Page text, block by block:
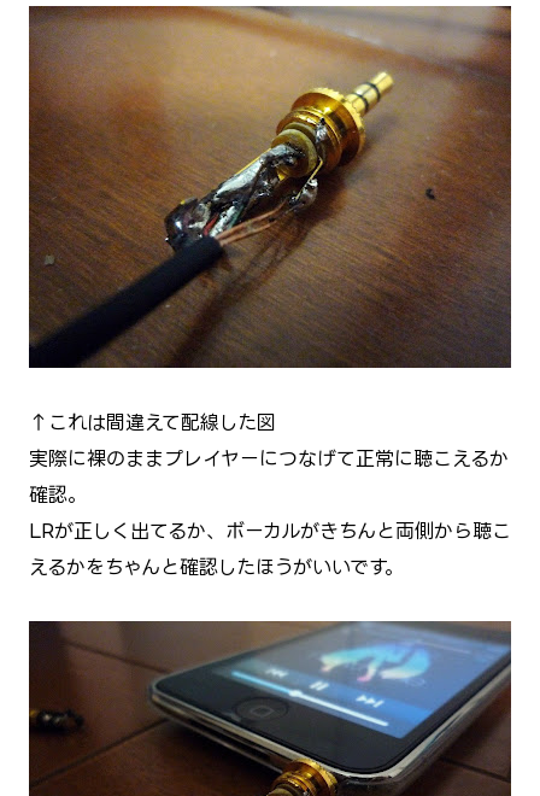
↑これは間違えて配線した図
実際に裸のままプレイヤーにつなげて正常に聴こえるか
確認。
LRが正しく出てるか、ボーカルがきちんと両側から聴こ
えるかをちゃんと確認したほうがいいです。